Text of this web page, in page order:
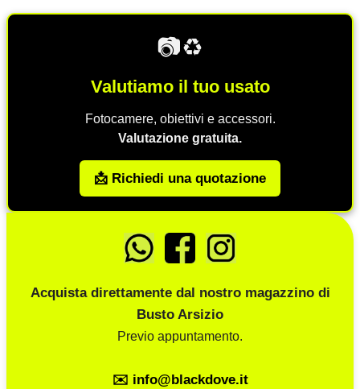
📷♻️
Valutiamo il tuo usato
Fotocamere, obiettivi e accessori.
Valutazione gratuita.
📩 Richiedi una quotazione
Acquista direttamente dal nostro magazzino di
Busto Arsizio
Previo appuntamento.
✉️ info@blackdove.it